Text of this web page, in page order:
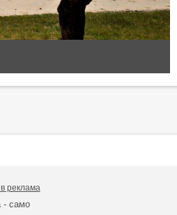
реклама
- само